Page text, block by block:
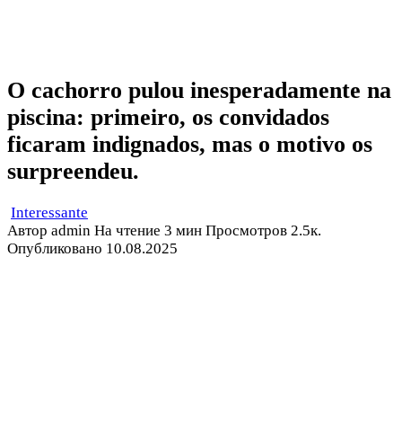
O cachorro pulou inesperadamente na
piscina: primeiro, os convidados
ficaram indignados, mas o motivo os
surpreendeu.
Interessante
Автор admin На чтение 3 мин Просмотров 2.5к.
Опубликовано 10.08.2025